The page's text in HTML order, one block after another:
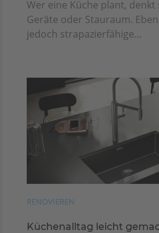
Wer eine Küche plant,
Geräte oder Stauraum.
jedoch strapazierfähige...
RENOVIEREN
Küchenalltag leicht